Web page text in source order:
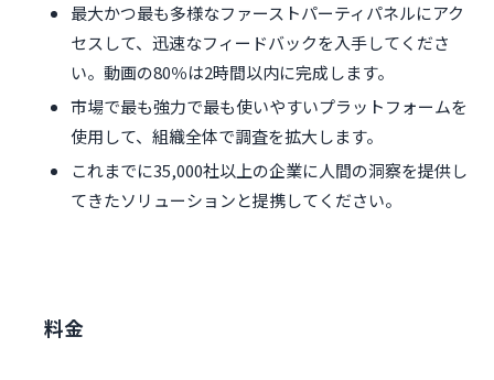
最大かつ最も多様なファーストパーティパネルにアク
セスして、迅速なフィードバックを入手してくださ
い。動画の80％は2時間以内に完成します。
市場で最も強力で最も使いやすいプラットフォームを
使用して、組織全体で調査を拡大します。
これまでに35,000社以上の企業に人間の洞察を提供し
てきたソリューションと提携してください。
料金